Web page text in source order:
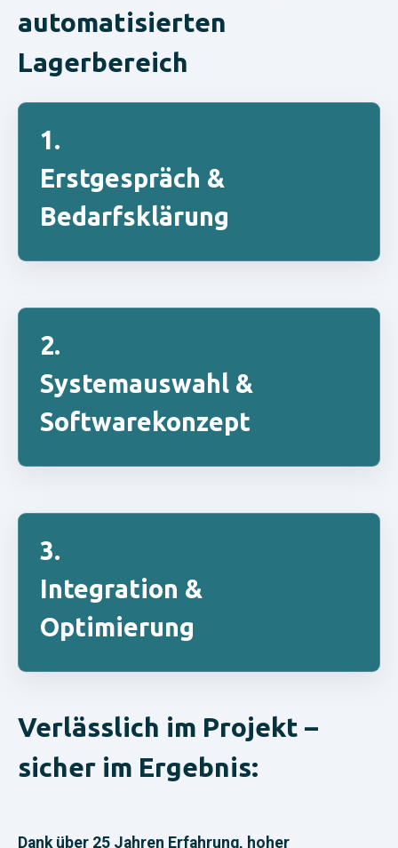
automatisierten
Lagerbereich
1.
Erstgespräch &
Bedarfsklärung
2.
Systemauswahl &
Softwarekonzept
3.
Integration &
Optimierung
Verlässlich im Projekt –
sicher im Ergebnis:
Dank über 25 Jahren Erfahrung, hoher